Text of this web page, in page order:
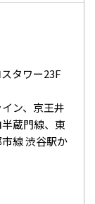
タワー23F
ン、京王井
蔵門線、東
線 渋谷駅か